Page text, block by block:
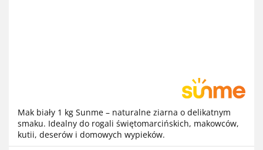
Mak biały 1 kg Sunme – naturalne ziarna o delikatnym
smaku. Idealny do rogali świętomarcińskich, makowców,
kutii, deserów i domowych wypieków.